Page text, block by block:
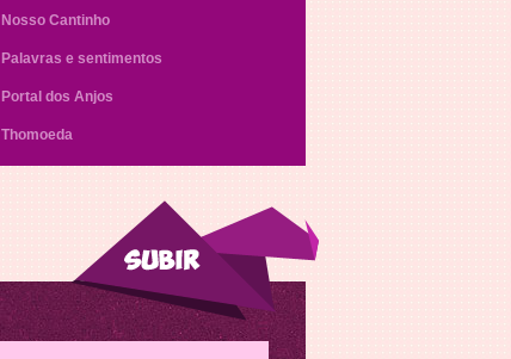
Nosso Cantinho
Palavras e sentimentos
Portal dos Anjos
Thomoeda